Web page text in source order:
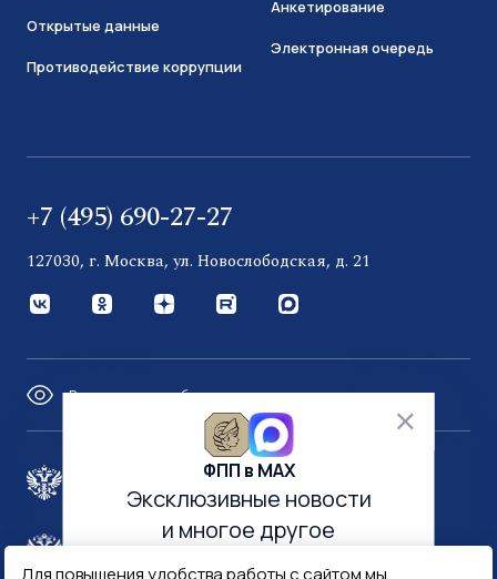
Открытые данные
Противодействие коррупции
Анкетирование
Электронная очередь
+7 (495) 690-27-27
127030, г. Москва, ул. Новослободская, д. 21
Версия для слабовидящих
Правительство России
ФПП в МАХ
Эксклюзивные новости
и многое другое